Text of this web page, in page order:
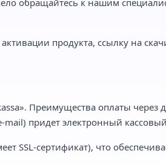
обращайтесь к нашим
продукта, ссылку на
Преимущества оплаты
придет электронный
SSL-сертификат), что